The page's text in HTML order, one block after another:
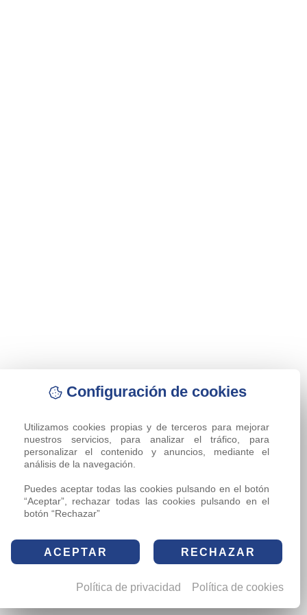
Configuración de cookies
Utilizamos cookies propias y de terceros para mejorar
nuestros servicios, para analizar el tráfico, para
personalizar el contenido y anuncios, mediante el
análisis de la navegación.
Puedes aceptar todas las cookies pulsando en el botón
“Aceptar”, rechazar todas las cookies pulsando en el
botón “Rechazar”
ACEPTAR RECHAZAR
Política de privacidad Política de cookies